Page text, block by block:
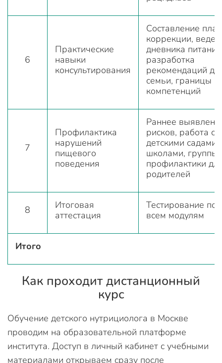
6
Практические
навыки
консультирования
Составление
коррекции,
дневника
разработка
рекомендаций
семьи, границы
компетенций
7
Профилактика
нарушений
пищевого
поведения
Раннее
рисков, работа с
детскими садами,
школами, группы
профилактики
родителей
8
Итоговая
аттестация
Тестирование по
всем модулям
Итого
Как проходит дистанционный
курс
Обучение детского нутрициолога в Москве
проводим на образовательной платформе
института. Доступ в личный кабинет с учебными
материалами открываем сразу после